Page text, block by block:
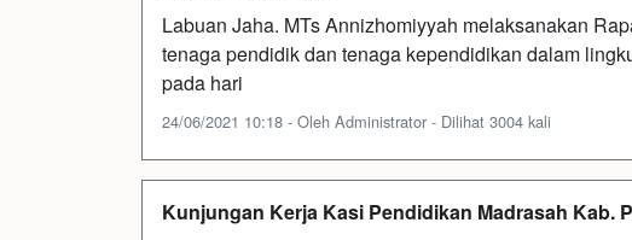
Labuan Jaha. MTs Annizhomiyyah melaksanakan
tenaga pendidik dan tenaga kependidikan dalam
pada hari
24/06/2021 10:18 - Oleh Administrator - Dilihat 3004 kali
Kunjungan Kerja Kasi Pendidikan Madrasah Kab.